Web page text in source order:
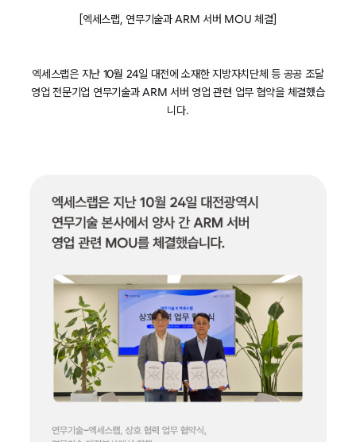
[엑세스랩, 연무기술과 ARM 서버 MOU 체결]
엑세스랩은 지난 10월 24일 대전에 소재한 지방자치단체 등 공공 조달
영업 전문기업 연무기술과 ARM 서버 영업 관련 업무 협약을 체결했습
니다.